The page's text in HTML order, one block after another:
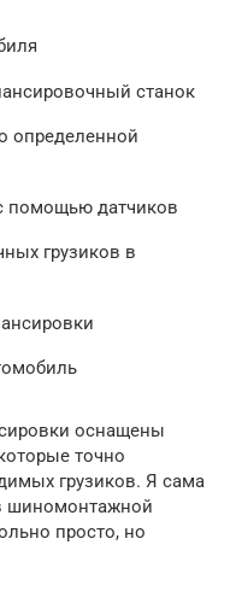
станок
определенной
помощью датчиков
грузиков в
оснащены
точно
грузиков. Я сама
шиномонтажной
просто, но